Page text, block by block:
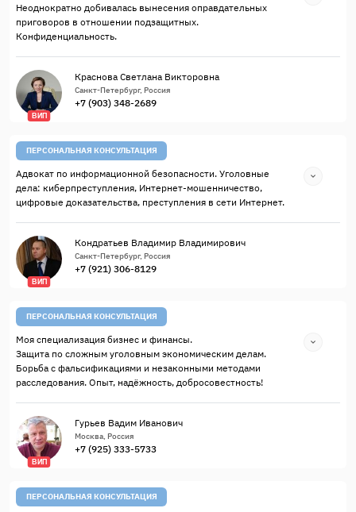
Неоднократно добивалась вынесения оправдательных
приговоров в отношении подзащитных.
Конфиденциальность.
ВИП
Краснова Светлана Викторовна
Санкт-Петербург, Россия
+7 (903) 348-2689
ПЕРСОНАЛЬНАЯ КОНСУЛЬТАЦИЯ
Адвокат по информационной безопасности. Уголовные
дела: киберпреступления, Интернет-мошенничество,
цифровые доказательства, преступления в сети Интернет.
ВИП
Кондратьев Владимир Владимирович
Санкт-Петербург, Россия
+7 (921) 306-8129
ПЕРСОНАЛЬНАЯ КОНСУЛЬТАЦИЯ
Моя специализация бизнес и финансы.
Защита по сложным уголовным экономическим делам.
Борьба с фальсификациями и незаконными методами
расследования. Опыт, надёжность, добросовестность!
ВИП
Гурьев Вадим Иванович
Москва, Россия
+7 (925) 333-5733
ПЕРСОНАЛЬНАЯ КОНСУЛЬТАЦИЯ